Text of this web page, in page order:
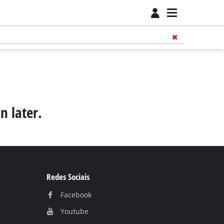
later.
Redes Sociais
Facebook
Youtube